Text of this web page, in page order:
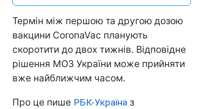
Термін між першою та другою дозою
вакцини CoronaVac планують
скоротити до двох тижнів. Відповідне
рішення МОЗ України може прийняти
вже найближчим часом.
Про це пише РБК-Україна з